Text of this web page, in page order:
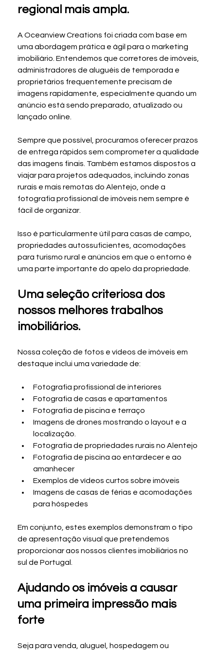
regional mais ampla.
A Oceanview Creations foi criada com base em
uma abordagem prática e ágil para o marketing
imobiliário. Entendemos que corretores de imóveis,
administradores de aluguéis de temporada e
proprietários frequentemente precisam de
imagens rapidamente, especialmente quando um
anúncio está sendo preparado, atualizado ou
lançado online.
Sempre que possível, procuramos oferecer prazos
de entrega rápidos sem comprometer a qualidade
das imagens finais. Também estamos dispostos a
viajar para projetos adequados, incluindo zonas
rurais e mais remotas do Alentejo, onde a
fotografia profissional de imóveis nem sempre é
fácil de organizar.
Isso é particularmente útil para casas de campo,
propriedades autossuficientes, acomodações
para turismo rural e anúncios em que o entorno é
uma parte importante do apelo da propriedade.
Uma seleção criteriosa dos
nossos melhores trabalhos
imobiliários.
Nossa coleção de fotos e vídeos de imóveis em
destaque inclui uma variedade de:
Fotografia profissional de interiores
Fotografia de casas e apartamentos
Fotografia de piscina e terraço
Imagens de drones mostrando o layout e a
localização.
Fotografia de propriedades rurais no Alentejo
Fotografia de piscina ao entardecer e ao
amanhecer
Exemplos de vídeos curtos sobre imóveis
Imagens de casas de férias e acomodações
para hóspedes
Em conjunto, estes exemplos demonstram o tipo
de apresentação visual que pretendemos
proporcionar aos nossos clientes imobiliários no
sul de Portugal.
Ajudando os imóveis a causar
uma primeira impressão mais
forte
Seja para venda, aluguel, hospedagem ou